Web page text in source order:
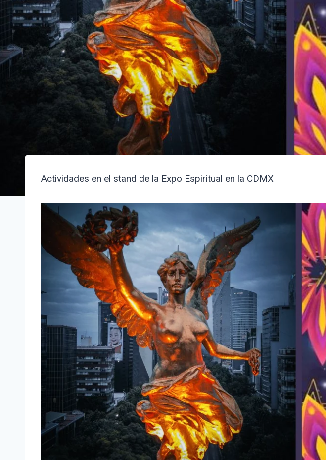
Actividades en el stand de la Expo Espiritual en la CDMX